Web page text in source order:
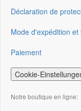
Déclaration de
Mode d'expédition et
Paiement
Cookie-
Notre boutique en ligne: